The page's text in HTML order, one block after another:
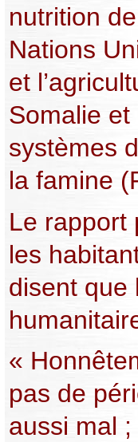
nutrition
Nations
et
Somalie
systèmes
la famine
Le rapport
les
disent que
«
pas de
aussi mal ;